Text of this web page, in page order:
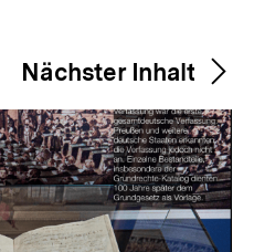
Nächster Inhalt